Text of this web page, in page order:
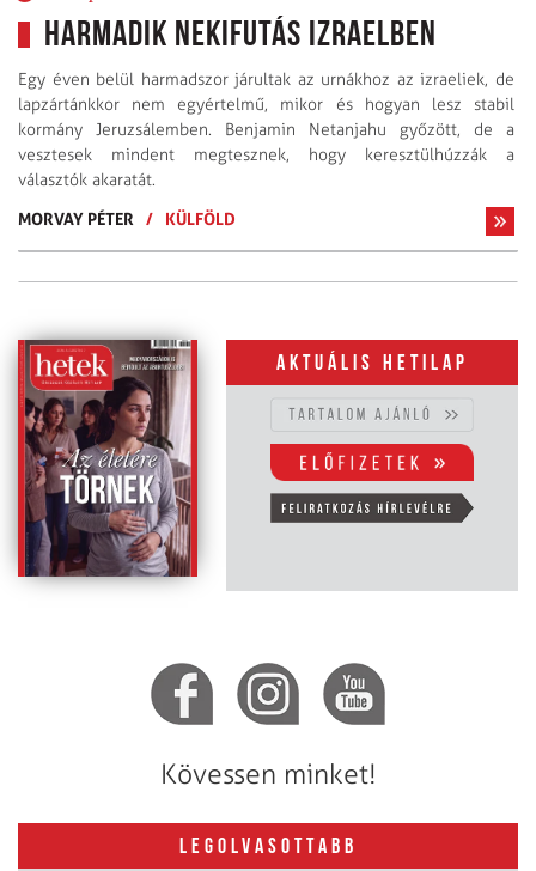
Harmadik nekifutás Izraelben
Egy éven belül harmadszor járultak az urnákhoz az izraeliek, de
lapzártánkkor nem egyértelmű, mikor és hogyan lesz stabil
kormány Jeruzsálemben. Benjamin Netanjahu győzött, de a
vesztesek mindent megtesznek, hogy keresztülhúzzák a
választók akaratát.
MORVAY PÉTER
/ KÜLFÖLD
Aktuális hetilap
Kövessen minket!
LEGOLVASOTTABB